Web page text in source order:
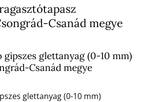
Csanád megye
gipszes glettanyag (0-10 mm)
Csanád megye
glettanyag (0-10 mm)